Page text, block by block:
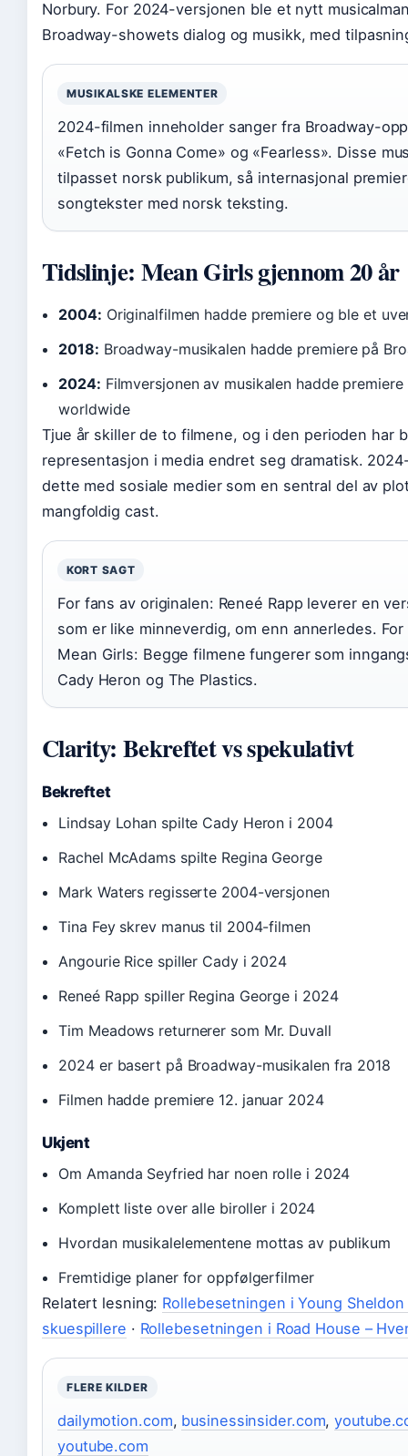
Norbury. For 2024-versjonen ble et nytt
Broadway-showets dialog og musikk, med
MUSIKALSKE ELEMENTER
2024-filmen inneholder sanger fra Broadway-
«Fetch is Gonna Come» og «Fearless». Disse
tilpasset norsk publikum, så internasjonal
songtekster med norsk teksting.
Tidslinje: Mean Girls gjennom 20 år
2004: Originalfilmen hadde premiere og ble et
2018: Broadway-musikalen hadde premiere på
2024: Filmversjonen av musikalen hadde
worldwide
Tjue år skiller de to filmene, og i den perioden har
representasjon i media endret seg dramatisk.
dette med sosiale medier som en sentral del av
mangfoldig cast.
KORT SAGT
For fans av originalen: Reneé Rapp leverer en
som er like minneverdig, om enn annerledes.
Mean Girls: Begge filmene fungerer som
Cady Heron og The Plastics.
Clarity: Bekreftet vs spekulativt
Bekreftet
Lindsay Lohan spilte Cady Heron i 2004
Rachel McAdams spilte Regina George
Mark Waters regisserte 2004-versjonen
Tina Fey skrev manus til 2004-filmen
Angourie Rice spiller Cady i 2024
Reneé Rapp spiller Regina George i 2024
Tim Meadows returnerer som Mr. Duvall
2024 er basert på Broadway-musikalen fra 2018
Filmen hadde premiere 12. januar 2024
Ukjent
Om Amanda Seyfried har noen rolle i 2024
Komplett liste over alle biroller i 2024
Hvordan musikalelementene mottas av publikum
Fremtidige planer for oppfølgerfilmer
Relatert lesning: Rollebesetningen i Young
skuespillere · Rollebesetningen i Road House –
FLERE KILDER
dailymotion.com, businessinsider.com,
youtube.com